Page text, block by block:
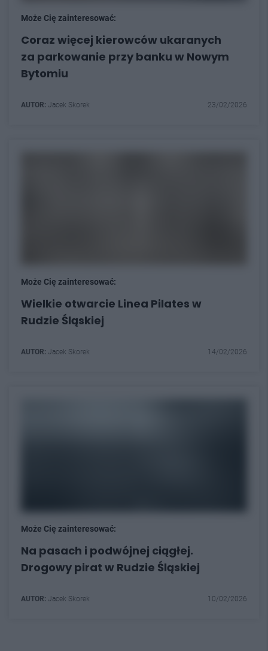
Może Cię zainteresować:
Coraz więcej kierowców ukaranych
za parkowanie przy banku w Nowym
Bytomiu
AUTOR: Jacek Skorek 23/02/2026
Może Cię zainteresować:
Wielkie otwarcie Linea Pilates w
Rudzie Śląskiej
AUTOR: Jacek Skorek 14/02/2026
Może Cię zainteresować:
Na pasach i podwójnej ciągłej.
Drogowy pirat w Rudzie Śląskiej
AUTOR: Jacek Skorek 10/02/2026